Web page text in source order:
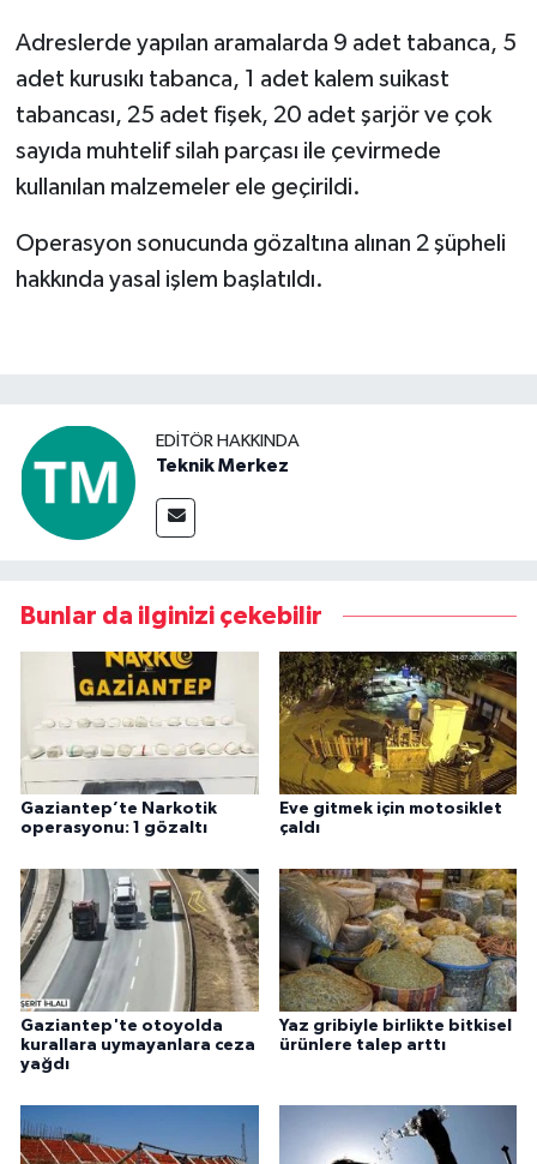
Adreslerde yapılan aramalarda 9 adet tabanca, 5
adet kurusıkı tabanca, 1 adet kalem suikast
tabancası, 25 adet fişek, 20 adet şarjör ve çok
sayıda muhtelif silah parçası ile çevirmede
kullanılan malzemeler ele geçirildi.
Operasyon sonucunda gözaltına alınan 2 şüpheli
hakkında yasal işlem başlatıldı.
EDITÖR HAKKINDA
Teknik Merkez
Bunlar da ilginizi çekebilir
Gaziantep’te Narkotik
operasyonu: 1 gözaltı
Eve gitmek için motosiklet
çaldı
Gaziantep'te otoyolda
kurallara uymayanlara ceza
yağdı
Yaz gribiyle birlikte bitkisel
ürünlere talep arttı